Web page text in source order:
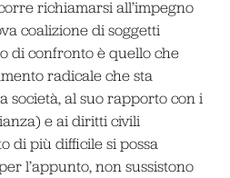
richiamarsi all’impegno
coalizione di soggetti
di confronto è quello che
radicale che sta
società, al suo rapporto con i
e ai diritti civili
di più difficile si possa
l’appunto, non sussistono